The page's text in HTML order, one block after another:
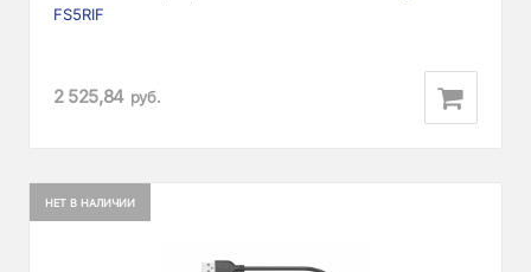
FS5RIF
2 525,84 руб.
НЕТ В НАЛИЧИИ